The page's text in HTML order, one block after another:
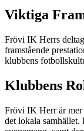
Viktiga
Frövi IK Herrs
framstående
klubbens
Klubbens
Frövi IK Herr är mer
det lokala samhället.